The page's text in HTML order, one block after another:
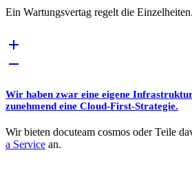
Ein Wartungsvertag regelt die Einzelheiten.
Wir haben zwar eine eigene
zunehmend eine Cloud-First-Strategie.
Wir bieten docuteam cosmos oder Teile
a Service an.